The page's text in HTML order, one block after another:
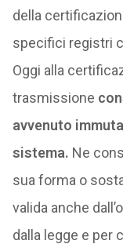
della
specifici registri
Oggi alla
trasmissione
avvenuto
sistema. Ne
sua forma o
valida anche
dalla legge e per